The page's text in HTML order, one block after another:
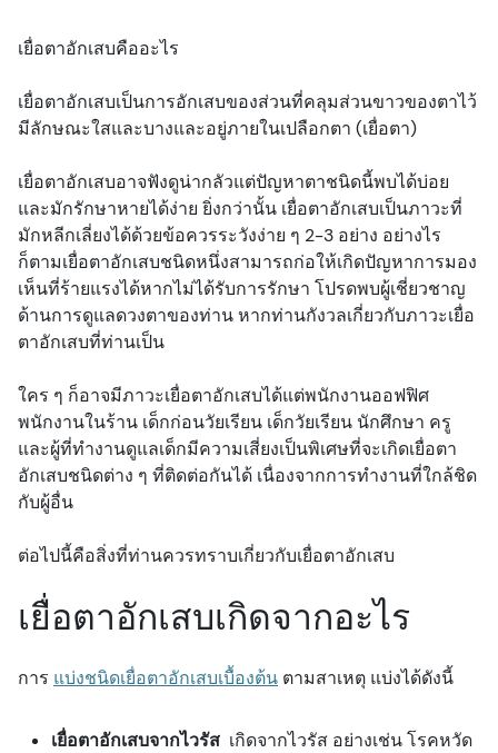
ความปลอดภัย
การตรวจสายตา
ผู้ปกครองและเด็ก
สัตว์เลี้ยงและสัตว์
วิสัยทัศน์และความปลอดภัยบนท้องถนน
สปอนเซอร์
วิดีโอ
เยื่อตาอักเสบคืออะไร
เยื่อตาอักเสบเป็นการอักเสบของส่วนที่คลุมส่วนขาวของตาไว้
มีลักษณะใสและบางและอยู่ภายในเปลือกตา (เยื่อตา)
เยื่อตาอักเสบอาจฟังดูน่ากลัวแต่ปัญหาตาชนิดนี้พบได้บ่อย
และมักรักษาหายได้ง่าย ยิ่งกว่านั้น เยื่อตาอักเสบเป็นภาวะที่
มักหลีกเลี่ยงได้ด้วยข้อควรระวังง่าย ๆ 2-3 อย่าง อย่างไร
ก็ตามเยื่อตาอักเสบชนิดหนึ่งสามารถก่อให้เกิดปัญหาการมอง
เห็นที่ร้ายแรงได้หากไม่ได้รับการรักษา โปรดพบผู้เชี่ยวชาญ
ด้านการดูแลดวงตาของท่าน หากท่านกังวลเกี่ยวกับภาวะเยื่อ
ตาอักเสบที่ท่านเป็น
ใคร ๆ ก็อาจมีภาวะเยื่อตาอักเสบได้แต่พนักงานออฟฟิศ
พนักงานในร้าน เด็กก่อนวัยเรียน เด็กวัยเรียน นักศึกษา ครู
และผู้ที่ทำงานดูแลเด็กมีความเสี่ยงเป็นพิเศษที่จะเกิดเยื่อตา
อักเสบชนิดต่าง ๆ ที่ติดต่อกันได้ เนื่องจากการทำงานที่ใกล้ชิด
กับผู้อื่น
ต่อไปนี้คือสิ่งที่ท่านควรทราบเกี่ยวกับเยื่อตาอักเสบ
เยื่อตาอักเสบเกิดจากอะไร
การ แบ่งชนิดเยื่อตาอักเสบเบื้องต้น ตามสาเหตุ แบ่งได้ดังนี้
เยื่อตาอักเสบจากไวรัส เกิดจากไวรัส อย่างเช่น โรคหวัด